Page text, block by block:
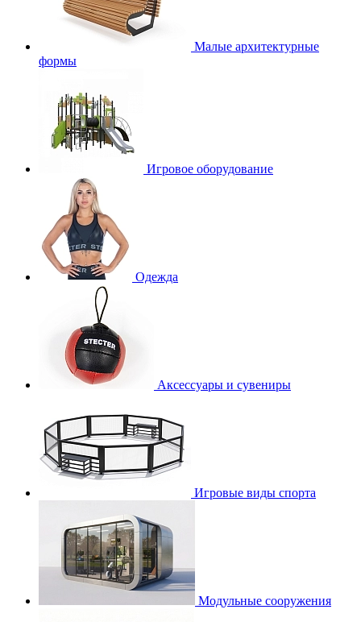
Малые архитектурные
формы
Игровое оборудование
Одежда
Аксессуары и сувениры
Игровые виды спорта
Модульные сооружения